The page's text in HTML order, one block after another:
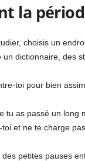
la
choisis un
un dictionnaire, des
toi pour bien
tu as passé un long
toi et ne te charge
des petites pauses